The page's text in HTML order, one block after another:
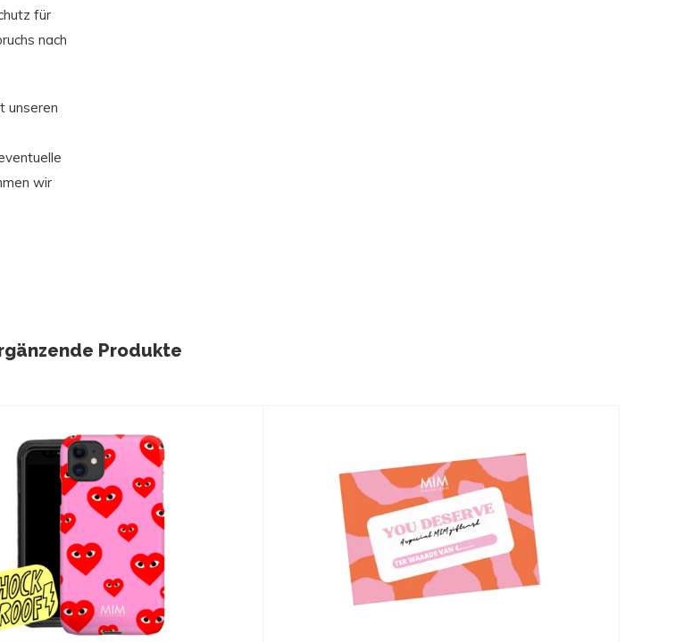
für
nach
unseren
wir
Produkte